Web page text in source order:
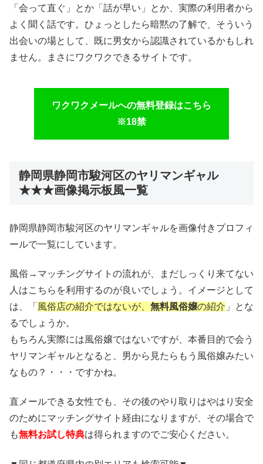
「会って直ぐ」とか「話が早い」とか、実際の利用者から
よく聞く話です。ひょっとしたら暗黙の了解で、そういう
出会いの場として、既に男女から認識されているかもしれ
ません。まさにワクワクできるサイトです。
ワクワクメールへの無料登録はこちら
※18禁
静岡県静岡市駿河区のヤリマンギャル
★★★画像掲示板風一覧
静岡県静岡市駿河区のヤリマンギャルを画像付きプロフィ
ールで一覧にしています。
風俗→マッチングサイトの流れが、まだしっくり来てない
人はこちらを利用するのが良いでしょう。イメージとして
は、「 風俗店の紹介ではないが、 無料風俗嬢の紹介 」とな
るでしょうか。
もちろん実際には風俗嬢ではないですが、本番目的で会う
ヤリマンギャルとなると、男から見たらもう風俗嬢みたい
なもの？・・・ですかね。
直メールできる女性でも、その後のやり取りはやはり安全
のためにマッチングサイト経由になりますが、その場合で
も無料お試し特典は得られますのでご安心ください。